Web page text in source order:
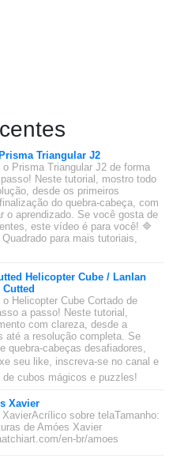
Triangular J2
Prisma Triangular J2 de forma
Neste tutorial, mostro todo
desde os primeiros
do quebra-cabeça, com
o aprendizado. Se você gosta de
este vídeo é para você! 🔷
para mais tutoriais,
Helicopter Cube / Lanlan
Helicopter Cube Cortado de
a passo! Neste tutorial,
com clareza, desde a
até a resolução completa. Se
quebra-cabeças desafiadores,
seu like, inscreva-se no canal e
cubos mágicos e puzzles!
Xavier
sobre telaTamanho:
de Amóes Xavier
en-br/amoes